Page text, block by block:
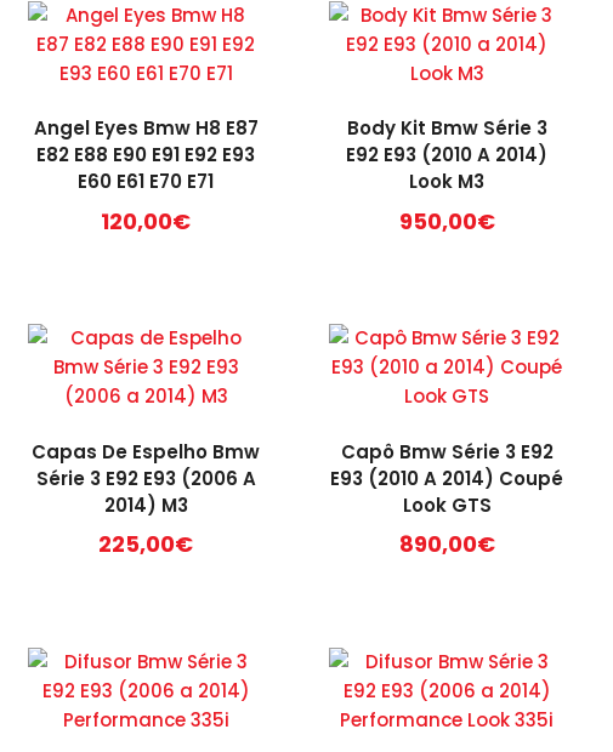
Angel Eyes Bmw H8 E87
E82 E88 E90 E91 E92 E93
E60 E61 E70 E71
120,00€
Body Kit Bmw Série 3
E92 E93 (2010 A 2014)
Look M3
950,00€
Capas De Espelho Bmw
Série 3 E92 E93 (2006 A
2014) M3
225,00€
Capô Bmw Série 3 E92
E93 (2010 A 2014) Coupé
Look GTS
890,00€